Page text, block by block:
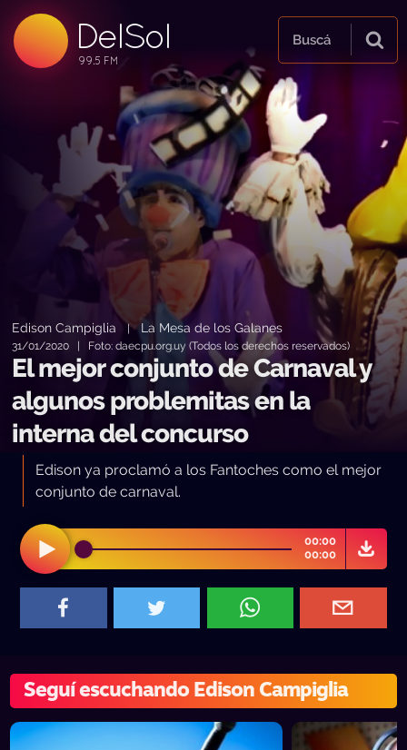
DelSol
99.5 FM
99.5 FM
99.5 FM
Buscá
Edison Campiglia | La Mesa de los Galanes
31/01/2020 | Foto: daecpu.org.uy (Todos los derechos reservados)
El mejor conjunto de Carnaval y
algunos problemitas en la
interna del concurso
Edison ya proclamó a los Fantoches como el mejor
conjunto de carnaval.
00:00
00:00
Seguí escuchando Edison Campiglia